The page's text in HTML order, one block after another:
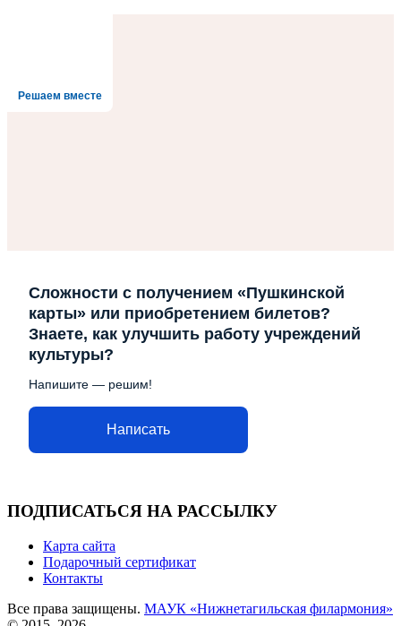
Решаем вместе
Сложности с получением «Пушкинской
карты» или приобретением билетов?
Знаете, как улучшить работу учреждений
культуры?
Напишите — решим!
Написать
ПОДПИСАТЬСЯ НА РАССЫЛКУ
Карта сайта
Подарочный сертификат
Контакты
Все права защищены. МАУК «Нижнетагильская филармония»